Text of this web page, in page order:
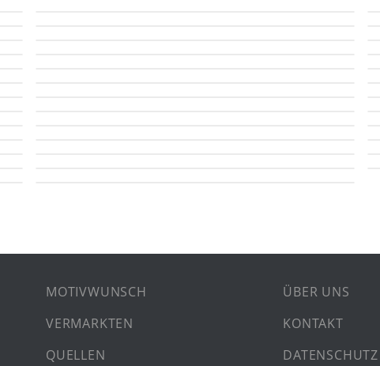
MOTIVWUNSCH
VERMARKTEN
QUELLEN
ÜBER UNS
KONTAKT
DATENSCHUTZ